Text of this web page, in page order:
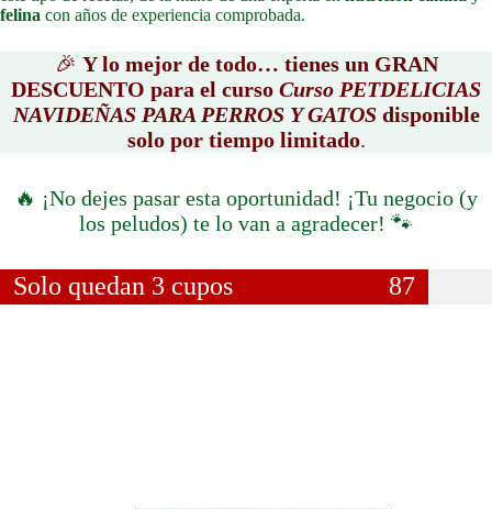
felina con años de experiencia comprobada.
🎉 Y lo mejor de todo… tienes un GRAN
DESCUENTO para el curso Curso PETDELICIAS
NAVIDEÑAS PARA PERROS Y GATOS disponible
solo por tiempo limitado.
🔥 ¡No dejes pasar esta oportunidad! ¡Tu negocio (y
los peludos) te lo van a agradecer! 🐾
Solo quedan 3 cupos 87